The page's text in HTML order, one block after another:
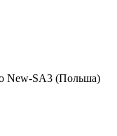
New-SA3 (Польша)